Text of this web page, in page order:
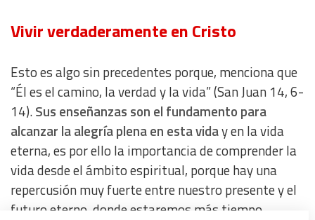
Vivir verdaderamente en Cristo
Esto es algo sin precedentes porque, menciona que
“Él es el camino, la verdad y la vida” (San Juan 14, 6-
14).Sus enseñanzas son el fundamento para
alcanzar la alegría plena en esta viday en la vida
eterna, es por ello la importancia de comprender la
vida desde el ámbito espiritual, porque hay una
repercusión muy fuerte entre nuestro presente y el
futuro eterno, donde estaremos más tiempo.